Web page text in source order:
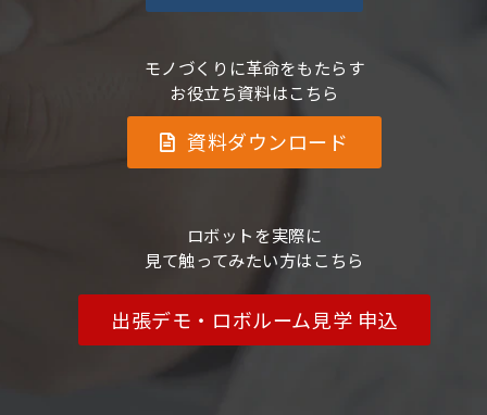
モノづくりに革命をもたらす
お役立ち資料はこちら
資料ダウンロード
ロボットを実際に
見て触ってみたい方はこちら
出張デモ・ロボルーム見学 申込